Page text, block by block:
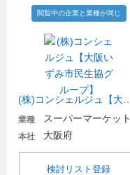
閲覧中の企業と業種が同じ
業種 スーパーマーケット
本社 大阪府
検討リスト登録